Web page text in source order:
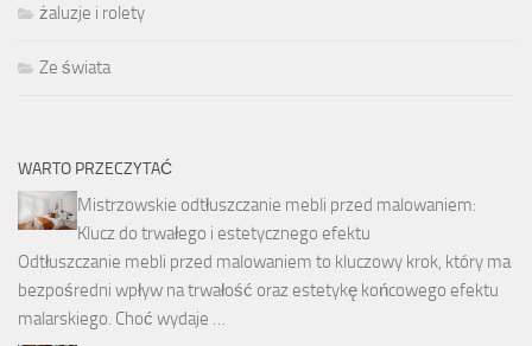
żaluzje i rolety
Ze świata
WARTO PRZECZYTAĆ
Mistrzowskie odtłuszczanie mebli przed malowaniem:
Klucz do trwałego i estetycznego efektu
Odtłuszczanie mebli przed malowaniem to kluczowy krok, który ma
bezpośredni wpływ na trwałość oraz estetykę końcowego efektu
malarskiego. Choć wydaje …